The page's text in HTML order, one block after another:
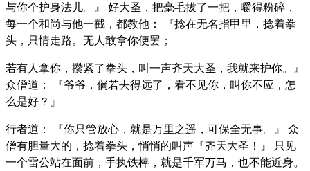
与你个护身法儿。』 好大圣，把毫毛拔了一把，嚼得粉碎，
每一个和尚与他一截，都教他： 『捻在无名指甲里，捻着拳
头，只情走路。无人敢拿你便罢；
若有人拿你，攒紧了拳头，叫一声齐天大圣，我就来护你。』
众僧道： 『爷爷，倘若去得远了，看不见你，叫你不应，怎
么是好？』
行者道： 『你只管放心，就是万里之遥，可保全无事。』 众
僧有胆量大的，捻着拳头，悄悄的叫声『齐天大圣！』 只见
一个雷公站在面前，手执铁棒，就是千军万马，也不能近身。